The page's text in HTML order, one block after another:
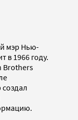
мэр Нью-
в 1966 году.
Brothers